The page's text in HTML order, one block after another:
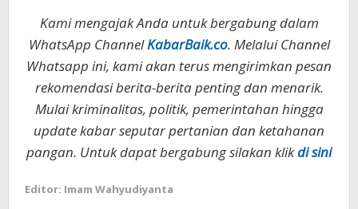
Kami mengajak Anda untuk bergabung dalam
WhatsApp ChannelKabarBaik.co. Melalui Channel
Whatsapp ini, kami akan terus mengirimkan pesan
rekomendasi berita-berita penting dan menarik.
Mulai kriminalitas, politik, pemerintahan hingga
update kabar seputar pertanian dan ketahanan
pangan. Untuk dapat bergabung silakan klikdi sini
Editor: Imam Wahyudiyanta